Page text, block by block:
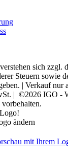
sich zzgl.
Steuern sowie
| Verkauf nur
| ©2026 IGO -
ändern
mit Ihrem